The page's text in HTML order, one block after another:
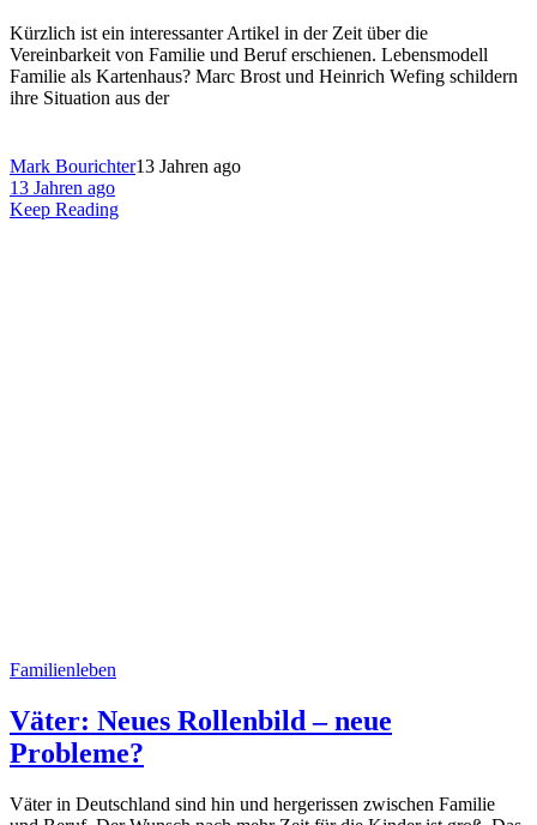
Kürzlich ist ein interessanter Artikel in der Zeit über die
Vereinbarkeit von Familie und Beruf erschienen. Lebensmodell
Familie als Kartenhaus? Marc Brost und Heinrich Wefing schildern
ihre Situation aus der
Mark Bourichter13 Jahren ago
13 Jahren ago
Keep Reading
Familienleben
Väter: Neues Rollenbild – neue
Probleme?
Väter in Deutschland sind hin und hergerissen zwischen Familie